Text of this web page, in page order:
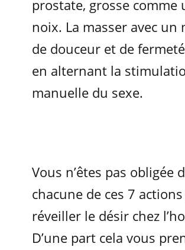
prostate, grosse comme
noix. La masser avec un
de douceur et de
en alternant la
manuelle du sexe.
Vous n’êtes pas obligée
chacune de ces 7
réveiller le désir chez
D’une part cela vous